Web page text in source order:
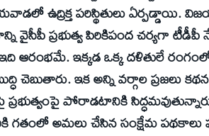
ఉద్రిక్త పరిస్థితులు ఏర్పడ్డాయి.
వైసీపీ ప్రభుత్వ పిరికిపంద చర్యగా టీడీపీ
ఆరంభమే. ఇక్కడ ఒక్క దళితులే
చెబుతారు. ఇక అన్ని వర్గాల ప్రజలు
పోరాడటానికి
అమలు చేసిన సంక్షేమ పథకాలు